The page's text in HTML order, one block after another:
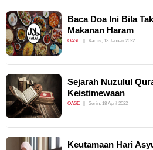
Baca Doa Ini Bila
Makanan Haram
OASE Kamis, 13 Januari 2022
Sejarah Nuzulul
Keistimewaan
OASE Senin, 18 April 2022
Keutamaan Hari